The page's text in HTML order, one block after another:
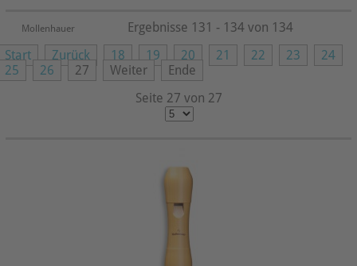
Mollenhauer
Start Zurück 18 19 20 21 22 23
24
25
26 27 Weiter
Ende
Seite 27 von 27
Ergebnisse 131 - 134 von 134